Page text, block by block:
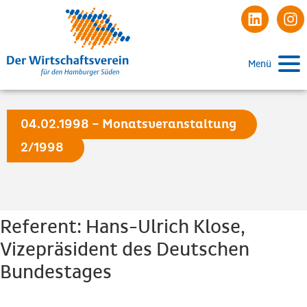
Menü
04.02.1998 – Monatsveranstaltung
2/1998
Referent: Hans-Ulrich Klose,
Vizepräsident des Deutschen
Bundestages